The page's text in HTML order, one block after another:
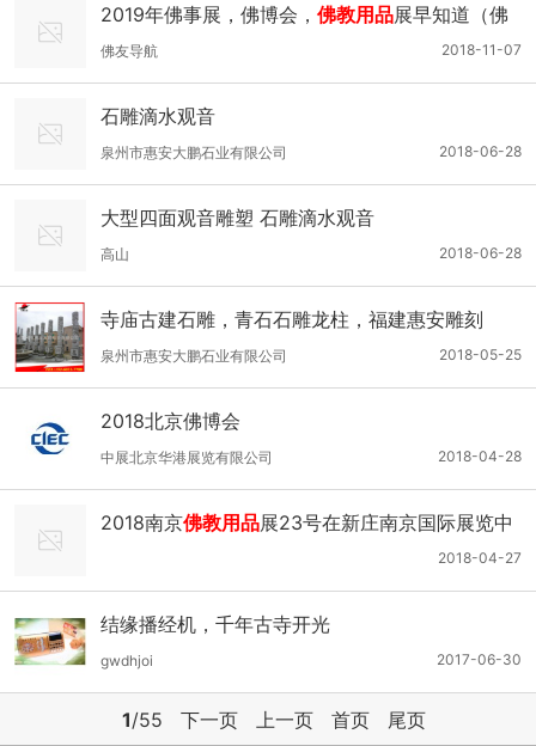
2019年佛事展，佛博会， 佛教用品展早知道（佛
宝网整理发布）
2018-11-07
佛友导航
石雕滴水观音
2018-06-28
泉州市惠安大鹏石业有限公司
大型四面观音雕塑 石雕滴水观音
2018-06-28
高山
寺庙古建石雕，青石石雕龙柱，福建惠安雕刻
2018-05-25
泉州市惠安大鹏石业有限公司
2018北京佛博会
2018-04-28
中展北京华港展览有限公司
2018南京佛教用品展23号在新庄南京国际展览中
2018-04-27
结缘播经机，千年古寺开光
2017-06-30
gwdhjoi
1/55 下一页 上一页 首页 尾页